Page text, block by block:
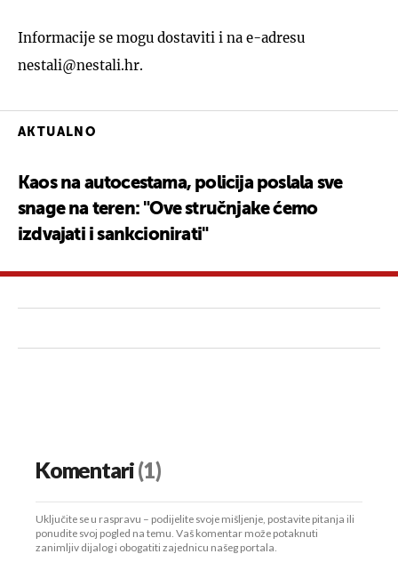
Informacije se mogu dostaviti i na e-adresu
nestali@nestali.hr.
AKTUALNO
Kaos na autocestama, policija poslala sve
snage na teren: "Ove stručnjake ćemo
izdvajati i sankcionirati"
Komentari(1)
Uključite se u raspravu – podijelite svoje mišljenje, postavite pitanja ili
ponudite svoj pogled na temu. Vaš komentar može potaknuti
zanimljiv dijalog i obogatiti zajednicu našeg portala.